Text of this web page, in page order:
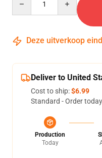
Deze uitverkoop
Deliver to United
Cost to ship:$6.99
Standard - Order
Production
Today